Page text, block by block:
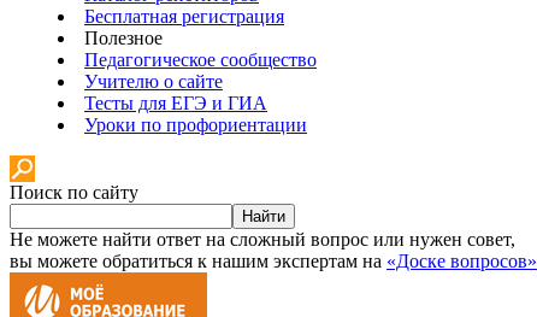
Бесплатная регистрация
Полезное
Педагогическое сообщество
Учителю о сайте
Тесты для ЕГЭ и ГИА
Уроки по профориентации
Поиск по сайту
Найти
Не можете найти ответ на сложный вопрос или нужен совет,
вы можете обратиться к нашим экспертам на «Доске вопросов»